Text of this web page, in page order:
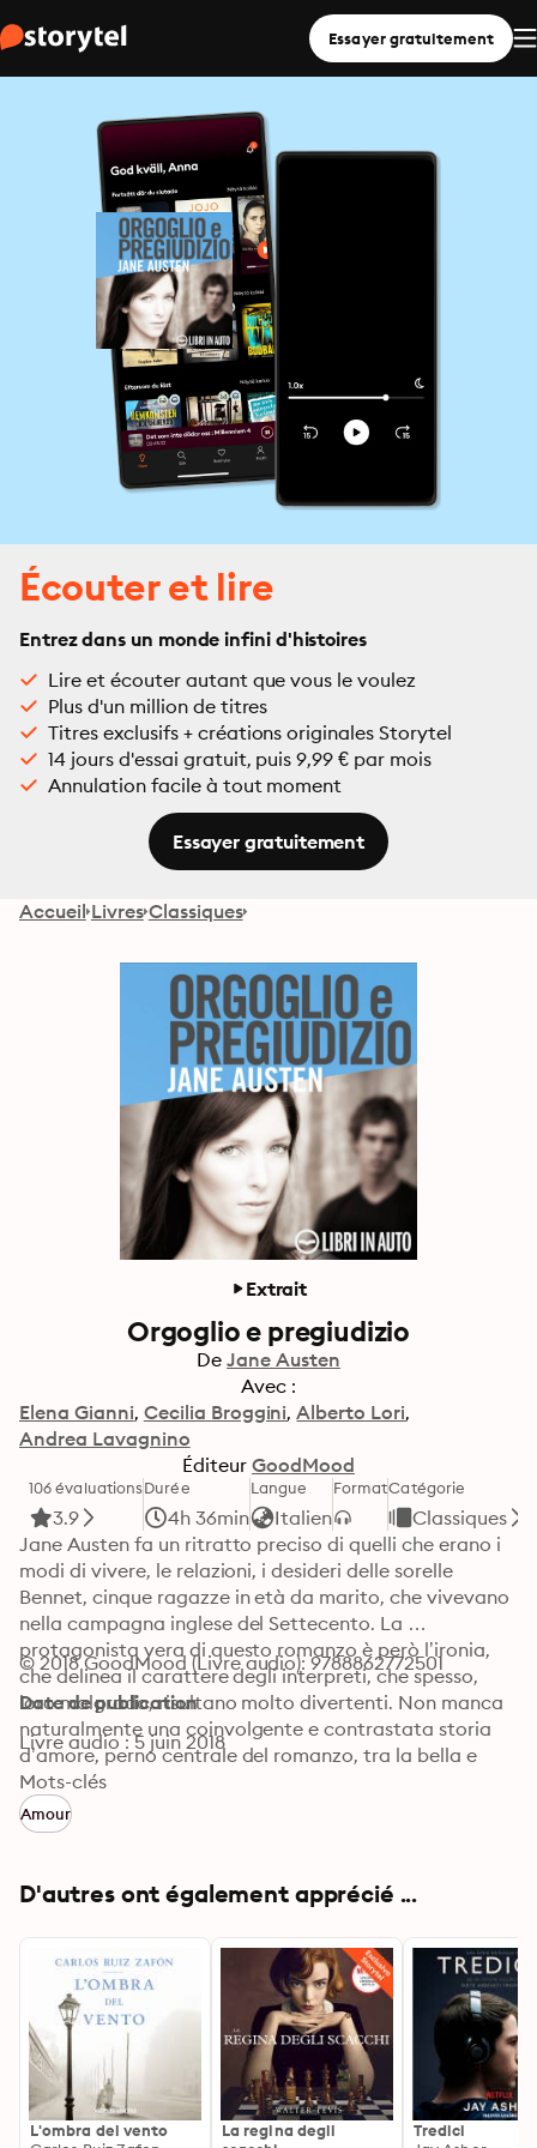
Essayer gratuitement
Écouter et lire
Entrez dans un monde infini d'histoires
Lire et écouter autant que vous le voulez
Plus d'un million de titres
Titres exclusifs + créations originales Storytel
14 jours d'essai gratuit, puis 9,99 € par mois
Annulation facile à tout moment
Essayer gratuitement
Accueil Livres Classiques
Extrait
Orgoglio e pregiudizio
De Jane Austen
Avec :
Elena Gianni Cecilia Broggini Alberto Lori
Andrea Lavagnino
Éditeur GoodMood
106 évaluations
3.9
Durée
4h 36min
Langue
Italien
FormatCatégorie
Classiques
Jane Austen fa un ritratto preciso di quelli che erano i
modi di vivere, le relazioni, i desideri delle sorelle
Bennet, cinque ragazze in età da marito, che vivevano
nella campagna inglese del Settecento. La
protagonista vera di questo romanzo è però l’ironia,
che delinea il carattere degli interpreti, che spesso,
loro malgrado, risultano molto divertenti. Non manca
naturalmente una coinvolgente e contrastata storia
d’amore, perno centrale del romanzo, tra la bella e
arguta Elisabeth e il ricchissimo e orgoglioso Mr Darcy.
Intorno a loro personaggi indimenticabili, ai quali sarà
difficile non affezionarsi.
© 2018 GoodMood (Livre audio): 9788862772501
Date de publication
Livre audio : 5 juin 2018
Mots-clés
Amour
D'autres ont également apprécié ...
L'ombra del vento
La regina degli
Tredici